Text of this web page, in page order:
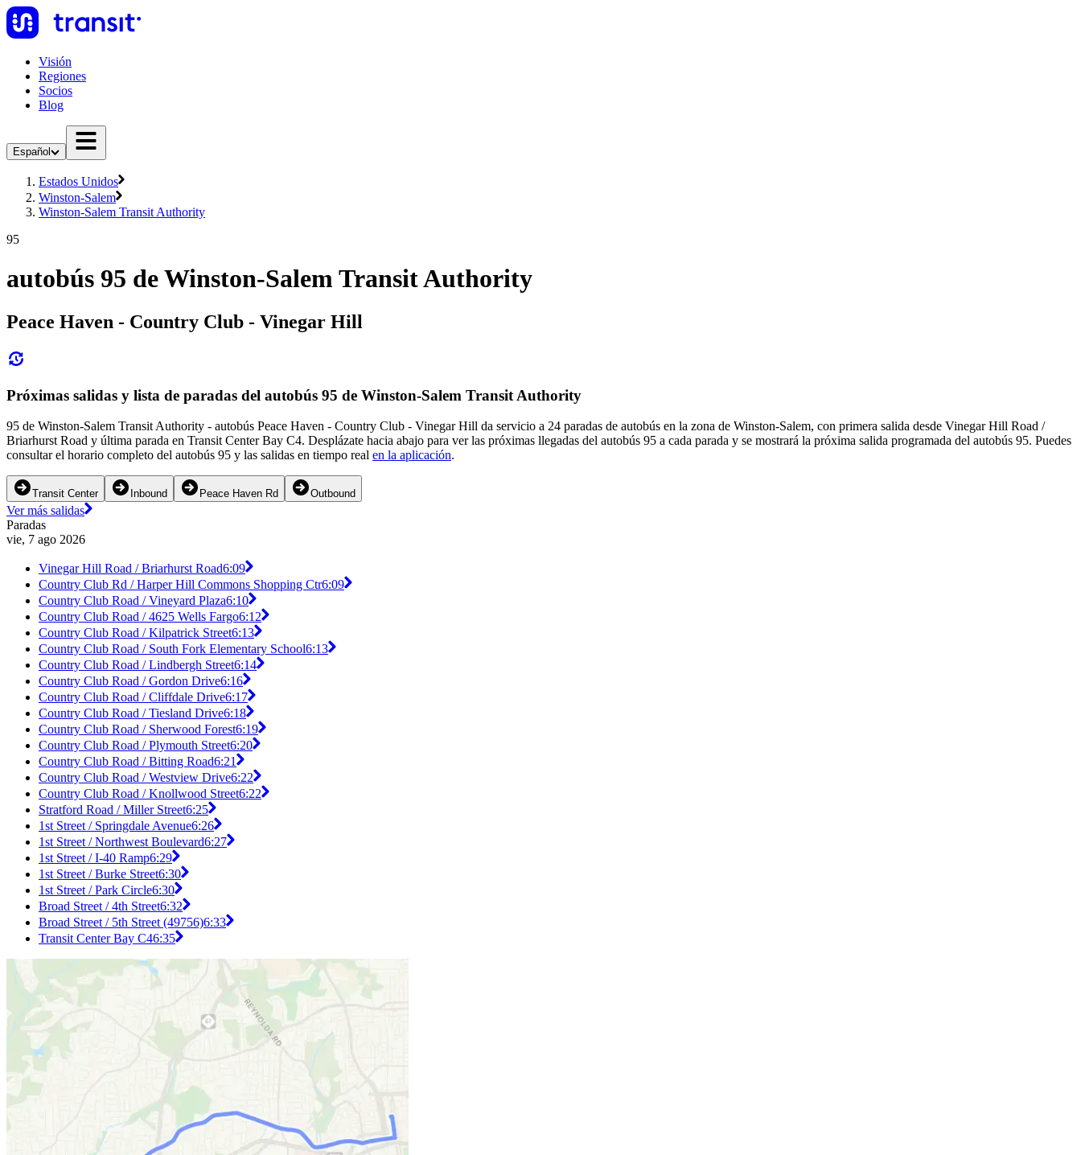
Visión
Regiones
Socios
Blog
Español
Estados Unidos
Winston-Salem
Winston-Salem Transit Authority
95
autobús 95 de Winston-Salem Transit Authority
Peace Haven - Country Club - Vinegar Hill
Próximas salidas y lista de paradas del autobús 95 de Winston-Salem Transit Authority
95 de Winston-Salem Transit Authority - autobús Peace Haven - Country Club - Vinegar Hill da servicio a 24 paradas de autobús en la zona de Winston-Salem, con primera salida desde Vinegar Hill Road /
Briarhurst Road y última parada en Transit Center Bay C4. Desplázate hacia abajo para ver las próximas llegadas del autobús 95 a cada parada y se mostrará la próxima salida programada del autobús 95. Puedes
consultar el horario completo del autobús 95 y las salidas en tiempo real en la aplicación.
Transit Center Inbound Peace Haven Rd Outbound
Ver más salidas
Paradas
vie, 7 ago 2026
Vinegar Hill Road / Briarhurst Road6:09
Country Club Rd / Harper Hill Commons Shopping Ctr6:09
Country Club Road / Vineyard Plaza6:10
Country Club Road / 4625 Wells Fargo6:12
Country Club Road / Kilpatrick Street6:13
Country Club Road / South Fork Elementary School6:13
Country Club Road / Lindbergh Street6:14
Country Club Road / Gordon Drive6:16
Country Club Road / Cliffdale Drive6:17
Country Club Road / Tiesland Drive6:18
Country Club Road / Sherwood Forest6:19
Country Club Road / Plymouth Street6:20
Country Club Road / Bitting Road6:21
Country Club Road / Westview Drive6:22
Country Club Road / Knollwood Street6:22
Stratford Road / Miller Street6:25
1st Street / Springdale Avenue6:26
1st Street / Northwest Boulevard6:27
1st Street / I-40 Ramp6:29
1st Street / Burke Street6:30
1st Street / Park Circle6:30
Broad Street / 4th Street6:32
Broad Street / 5th Street (49756)6:33
Transit Center Bay C46:35